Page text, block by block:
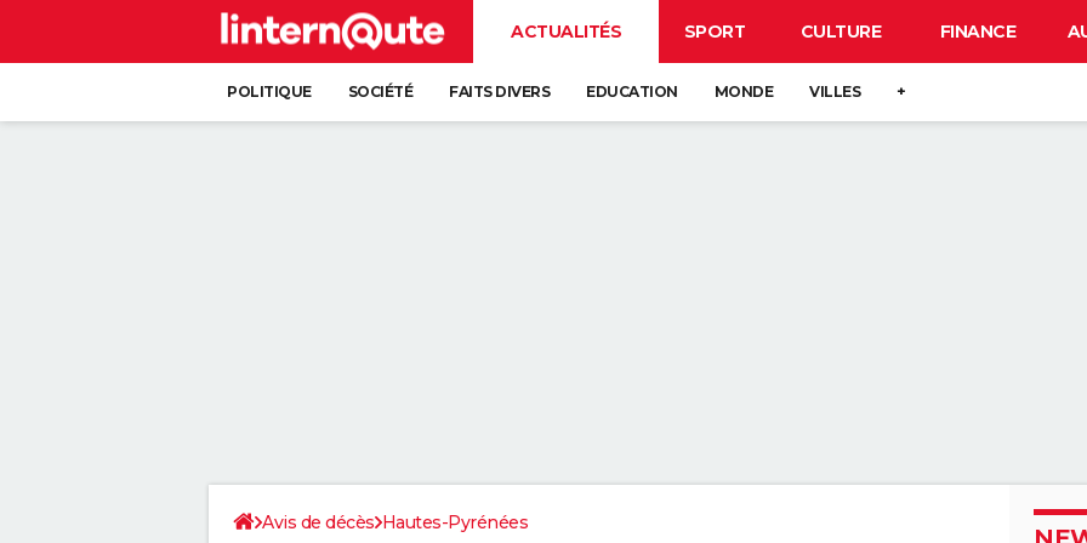
ACTUALITÉS SPORT CULTURE FINANCE
POLITIQUE SOCIÉTÉ FAITS DIVERS EDUCATION MONDE VILLES +
Avis de décès Hautes-Pyrénées